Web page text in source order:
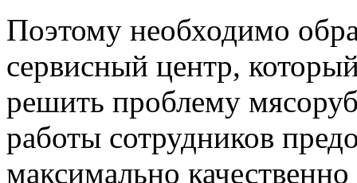
Поэтому необходимо
сервисный центр,
решить проблему
работы сотрудников
максимально